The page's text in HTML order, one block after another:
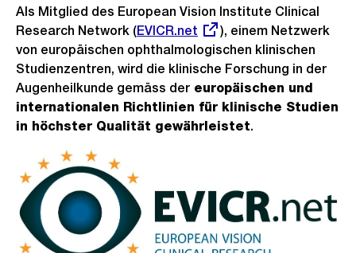
Als Mitglied des European Vision Institute Clinical
Research Network (Externer
Link:
EVICR.net
), einem Netzwerk
von europäischen ophthalmologischen klinischen
Studienzentren, wird die klinische Forschung in der
Augenheilkunde gemäss der europäischen und
internationalen Richtlinien für klinische Studien
in höchster Qualität gewährleistet.